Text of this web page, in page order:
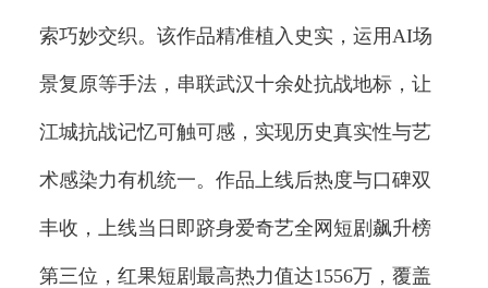
索巧妙交织。该作品精准植入史实，运用AI场
景复原等手法，串联武汉十余处抗战地标，让
江城抗战记忆可触可感，实现历史真实性与艺
术感染力有机统一。作品上线后热度与口碑双
丰收，上线当日即跻身爱奇艺全网短剧飙升榜
第三位，红果短剧最高热力值达1556万，覆盖